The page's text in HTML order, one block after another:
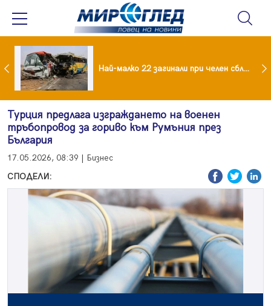
споразумение със САЩ , но без компромиси Най-малко 22 загинали при челен сблъсък между два автобуса
Турция предлага изграждането на военен
тръбопровод за гориво към Румъния през
България
17.05.2026, 08:39 | Бизнес
СПОДЕЛИ: